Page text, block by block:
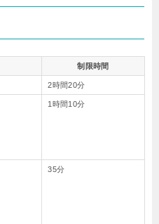
制限時間
2時間20分
1時間10分
35分